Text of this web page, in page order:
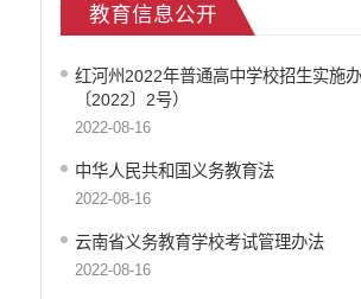
市场监督管理信息公开
公共资源交易信息公开
应急管理信息公开
国有土地房屋征收补偿信息公开
科技管理和项目经费信息公开
旅游市场秩序和服务质量信息公开
乡村振兴工作信息公开
教育信息公开
红河州2022年普通高中学校招生实施
〔2022〕2号）
2022-08-16
中华人民共和国义务教育法
2022-08-16
云南省义务教育学校考试管理办法
2022-08-16